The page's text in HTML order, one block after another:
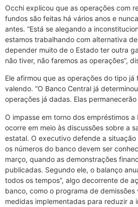
Occhi explicou que as operações com
fundos são feitas há vários anos e
antes. “Está se alegando a
estamos trabalhando com alternativa
depender muito de o Estado ter outra
não tiver, não faremos as operações”,
Ele afirmou que as operações do tipo já
valendo. “O Banco Central já
operações já dadas. Elas
O impasse em torno dos empréstimos a
ocorre em meio às discussões sobre a
estatal. O executivo defende a
os números do banco devem ser
março, quando as demonstrações
publicadas. Segundo ele, o balanço
todos os tempos”, algo decorrente de
banco, como o programa de demissões
medidas implementadas para reduzir a